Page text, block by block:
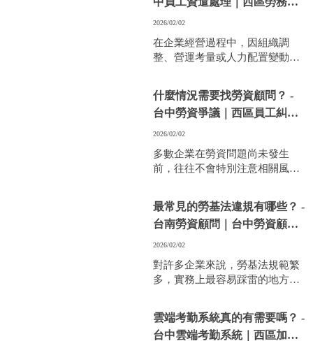
大或留下法律風險。
問
2026/02/02
在企業經營過程中，因組織調
整、營運考量或人力配置變動，
況。
但「資遣」並不是說解僱就解
僱，若處理不當，往往容易衍生
勞資爭議，甚至造成企業風險。
什麼情況需要找勞資顧問？ -
台中勞資爭議｜西區員工糾紛
處理
2026/02/02
多數企業在勞資問題尚未發生
前，往往不會特別注意相關風
單位介入，才發現處理成本遠高
於預期。
其實，勞資顧問並不只是「出事
才找」，而是在關鍵時刻協助企
業降低風險的
最常見的勞基法違規有哪些？ -
台南勞資顧問｜台中勞資顧問
推薦
2026/02/02
對許多企業來說，勞基法規範繁
多，實務上最容易踩雷的地方，
的細節。
了解常見違規情況，可以幫助企
業提前做好風險控管，避免勞資
雲端考勤系統真的有需要嗎？ -
台中雲端考勤系統｜西區加班